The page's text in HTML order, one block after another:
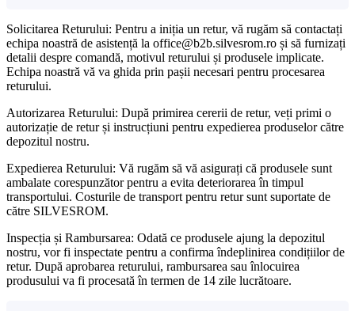
Solicitarea Returului: Pentru a iniția un retur, vă rugăm să contactați
echipa noastră de asistență la office@b2b.silvesrom.ro și să furnizați
detalii despre comandă, motivul returului și produsele implicate.
Echipa noastră vă va ghida prin pașii necesari pentru procesarea
returului.
Autorizarea Returului: După primirea cererii de retur, veți primi o
autorizație de retur și instrucțiuni pentru expedierea produselor către
depozitul nostru.
Expedierea Returului: Vă rugăm să vă asigurați că produsele sunt
ambalate corespunzător pentru a evita deteriorarea în timpul
transportului. Costurile de transport pentru retur sunt suportate de
către SILVESROM.
Inspecția și Rambursarea: Odată ce produsele ajung la depozitul
nostru, vor fi inspectate pentru a confirma îndeplinirea condițiilor de
retur. După aprobarea returului, rambursarea sau înlocuirea
produsului va fi procesată în termen de 14 zile lucrătoare.